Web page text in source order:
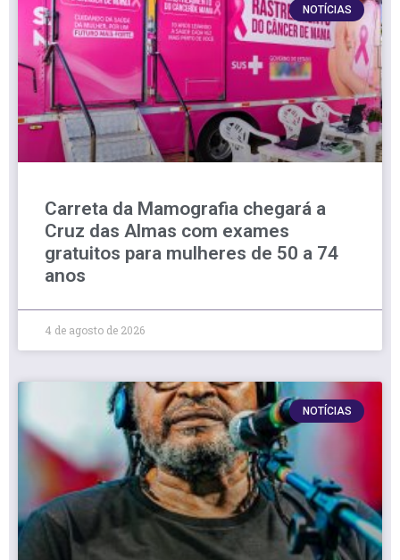
NOTÍCIAS
Carreta da Mamografia chegará a
Cruz das Almas com exames
gratuitos para mulheres de 50 a 74
anos
4 de agosto de 2026
NOTÍCIAS